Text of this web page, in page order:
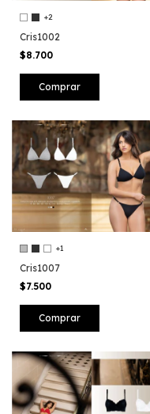
+2
Cris1002
$8.700
Comprar
+1
Cris1007
$7.500
Comprar